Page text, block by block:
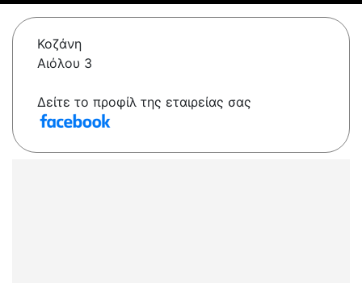
Κοζάνη
Αιόλου 3
Δείτε το προφίλ της εταιρείας σας